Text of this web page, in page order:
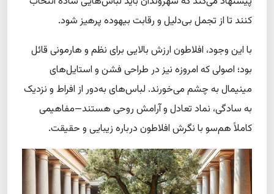
کنند تا از تجمل بی‌دلیل و رقابت بیهوده پرهیز شود.
با این وجود، افلاطون ارزش بالایی برای نظم و هارمونی قائل
بود؛ اصولی که امروزه نیز در طراحی فشن و استایل‌های
مینیمال به چشم می‌خورند. لباس‌های به‌دور از افراط و نزدیک
به سادگی، نماد تعادل و آرامش روحی هستند—مفاهیمی
کاملاً هم‌سو با نگرش افلاطون درباره زیبایی و حقیقت.